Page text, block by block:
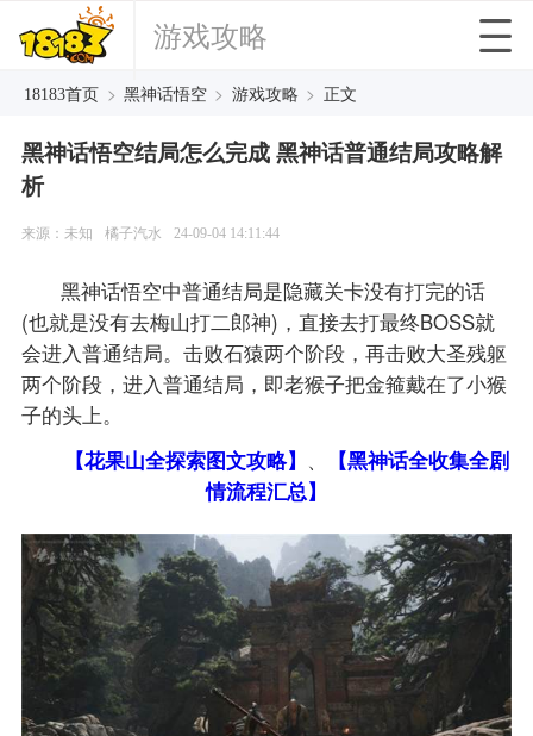
游戏攻略
18183首页 > 黑神话悟空 > 游戏攻略 > 正文
黑神话悟空结局怎么完成 黑神话普通结局攻略解
析
来源：未知 橘子汽水 24-09-04 14:11:44
黑神话悟空中普通结局是隐藏关卡没有打完的话
(也就是没有去梅山打二郎神)，直接去打最终BOSS就
会进入普通结局。击败石猿两个阶段，再击败大圣残躯
两个阶段，进入普通结局，即老猴子把金箍戴在了小猴
子的头上。
【花果山全探索图文攻略】 、
【黑神话全收集全剧
情流程汇总】